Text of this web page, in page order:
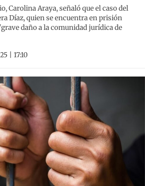
Carolina Araya, señaló que el caso del
Díaz, quien se encuentra en prisión
daño a la comunidad jurídica de
| 17:10